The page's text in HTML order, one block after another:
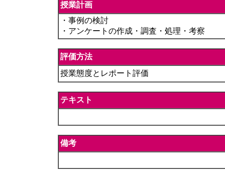
授業計画
・事例の検討
・アンケートの作成・調査・処理・考察
評価方法
授業態度とレポート評価
テキスト
備考